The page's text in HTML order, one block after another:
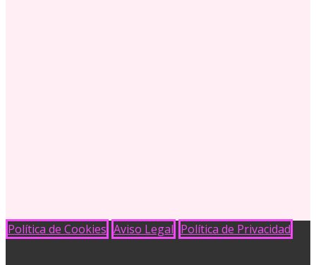
Política de Cookies Aviso Legal Política de Privacidad